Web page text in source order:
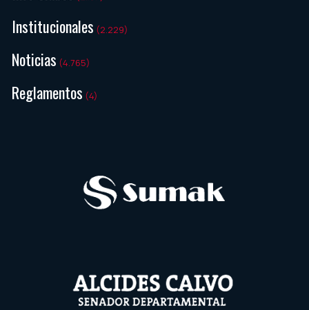
Institucionales (2.229)
Noticias (4.765)
Reglamentos (4)